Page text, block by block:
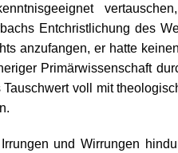
Entchristlichung des
anzufangen, er hatte
Primärwissenschaft
Tauschwert voll mit
und Wirrungen